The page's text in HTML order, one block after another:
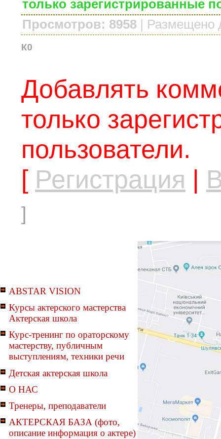
только зарегистрированные
Просмотров: 8958 | Размещено
К0
Добавлять
только
пользователи.
[ Регистрация |
]
ABSTAR VISION
Курсы актерского мастерства
Актерская школа
Курс-тренинг по ораторскому
мастерству, публичным
выступлениям, техники речи
Детская актерская школа
О НАС
Тренеры, преподаватели
АКТЕРСКАЯ БАЗА (фото,
описание информация о актере)